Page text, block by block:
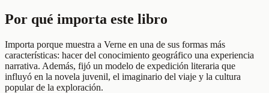
Por qué importa este libro
Importa porque muestra a Verne en una de sus formas más
características: hacer del conocimiento geográfico una experiencia
narrativa. Además, fijó un modelo de expedición literaria que
influyó en la novela juvenil, el imaginario del viaje y la cultura
popular de la exploración.